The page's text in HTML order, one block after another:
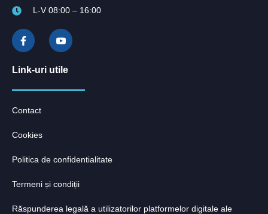
L-V 08:00 – 16:00
Link-uri utile
Contact
Cookies
Politica de confidentialitate
Termeni și condiții
Răspunderea legală a utilizatorilor platformelor digitale ale